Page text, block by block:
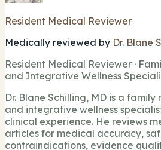
Resident Medical Reviewer
Medically reviewed by Dr. Blane
Resident Medical Reviewer ·
and Integrative Wellness
Dr. Blane Schilling, MD is a
and integrative wellness
clinical experience. He reviews
articles for medical accuracy,
contraindications, evidence